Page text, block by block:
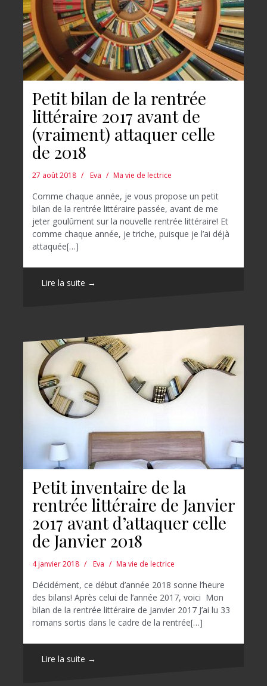
Petit bilan de la rentrée
littéraire 2017 avant de
(vraiment) attaquer celle
de 2018
27 août 2018 Eva Ma vie de lectrice
Comme chaque année, je vous propose un petit
bilan de la rentrée littéraire passée, avant de me
jeter goulûment sur la nouvelle rentrée littéraire! Et
comme chaque année, je triche, puisque je l’ai déjà
attaquée[…]
Lire la suite →
Petit inventaire de la
rentrée littéraire de Janvier
2017 avant d’attaquer celle
de Janvier 2018
4 janvier 2018 Eva Ma vie de lectrice
Décidément, ce début d’année 2018 sonne l’heure
des bilans! Après celui de l’année 2017, voici Mon
bilan de la rentrée littéraire de Janvier 2017 J’ai lu 33
romans sortis dans le cadre de la rentrée[…]
Lire la suite →